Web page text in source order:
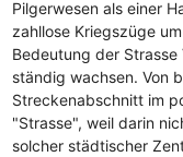
Pilgerwesen als einer
zahllose Kriegszüge
Bedeutung der Strasse
ständig wachsen. Von
Streckenabschnitt im
"Strasse", weil darin
solcher städtischer